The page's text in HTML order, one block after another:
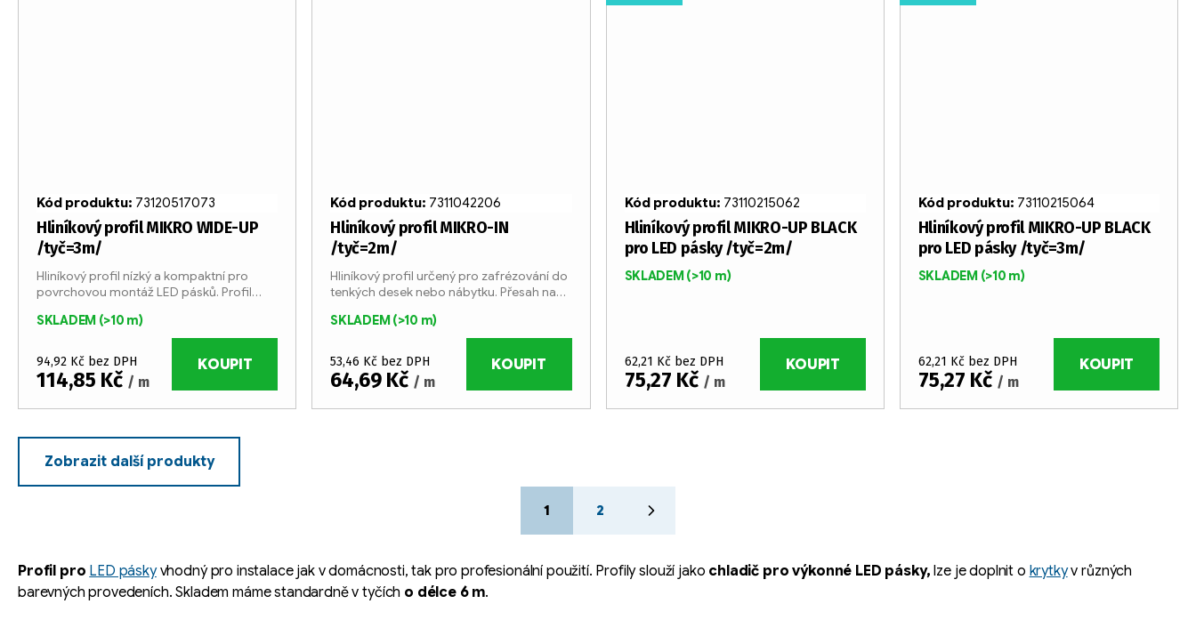
Hliníkový profil MIKRO WIDE-UP
/tyč=3m/
SKLADEM (>10 m)
94,92 Kč bez DPH
114,85 Kč / m
KOUPIT
Hliníkový profil nízký a kompaktní pro
povrchovou montáž LED pásků. Profil
a příkonem max. 25W/m. Profil je vyráběn
Kód produktu: 73120517073
Hliníkový profil MIKRO-IN
/tyč=2m/
SKLADEM (>10 m)
53,46 Kč bez DPH
64,69 Kč / m
KOUPIT
Hliníkový profil určený pro zafrézování do
tenkých desek nebo nábytku. Přesah na
nerovnosti způsobené frézováním nebo
Kód produktu: 7311042206
Hliníkový profil MIKRO-UP BLACK
pro LED pásky /tyč=2m/
SKLADEM (>10 m)
62,21 Kč bez DPH
75,27 Kč / m
KOUPIT
Kód produktu: 73110215062
Hliníkový profil MIKRO-UP BLACK
pro LED pásky /tyč=3m/
SKLADEM (>10 m)
62,21 Kč bez DPH
75,27 Kč / m
KOUPIT
Kód produktu: 73110215064
á
d
Zobrazit další produkty
t
n
1 2
Profil pro LED páskyvhodný pro instalace jak v domácnosti, tak pro profesionální použití. Profily slouží jako chladič pro výkonné LED pásky, lze je doplnit o krytkyv různých
barevných provedeních. Skladem máme standardně v tyčích o délce 6 m.